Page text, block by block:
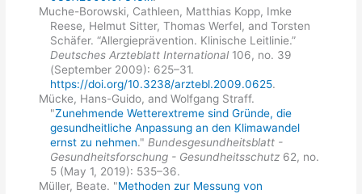
Muche-Borowski, Cathleen, Matthias Kopp, Imke
Reese, Helmut Sitter, Thomas Werfel, and Torsten
Schäfer. “Allergieprävention. Klinische Leitlinie.”
Deutsches Arzteblatt International 106, no. 39
(September 2009): 625–31.
https://doi.org/10.3238/arztebl.2009.0625.
Mücke, Hans-Guido, and Wolfgang Straff.
"Zunehmende Wetterextreme sind Gründe, die
gesundheitliche Anpassung an den Klimawandel
ernst zu nehmen." Bundesgesundheitsblatt -
Gesundheitsforschung - Gesundheitsschutz 62, no.
5 (May 1, 2019): 535–36.
Müller, Beate. "Methoden zur Messung von